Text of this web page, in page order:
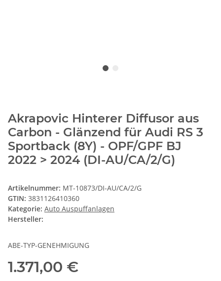
Akrapovic Hinterer Diffusor aus
Carbon - Glänzend für Audi RS 3
Sportback (8Y) - OPF/GPF BJ
2022 > 2024 (DI-AU/CA/2/G)
Artikelnummer: MT-10873/DI-AU/CA/2/G
GTIN: 3831126410360
Kategorie: Auto Auspuffanlagen
Hersteller:
ABE-TYP-GENEHMIGUNG
1.371,00 €